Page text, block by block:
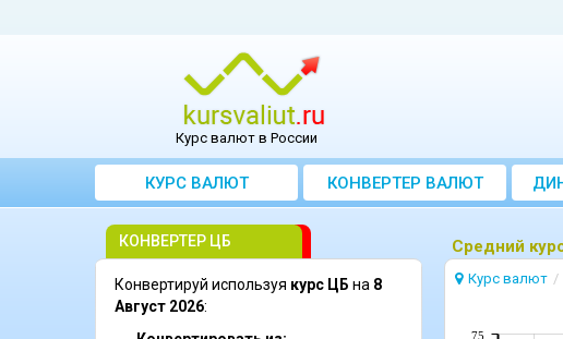
Курс валют в России
КУРС ВАЛЮТ КОНВЕРТЕР ВАЛЮТ
Средний
Курс валют
75
КОНВЕРТЕР ЦБ
Конвертируй используя курс ЦБ на 8
Август 2026: